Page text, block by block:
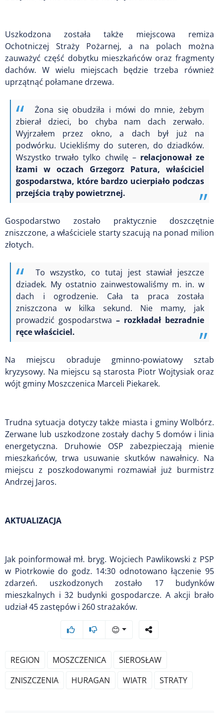
Uszkodzona została także miejscowa remiza
Ochotniczej Straży Pożarnej, a na polach można
zauważyć część dobytku mieszkańców oraz fragmenty
dachów. W wielu miejscach będzie trzeba również
uprzątnąć połamane drzewa.
Żona się obudziła i mówi do mnie, żebym
zbierał dzieci, bo chyba nam dach zerwało.
Wyjrzałem przez okno, a dach był już na
podwórku. Uciekliśmy do suteren, do dziadków.
Wszystko trwało tylko chwilę –relacjonował ze
łzami w oczach Grzegorz Patura, właściciel
gospodarstwa, które bardzo ucierpiało podczas
przejścia trąby powietrznej.
Gospodarstwo zostało praktycznie doszczętnie
zniszczone, a właściciele starty szacują na ponad milion
złotych.
To wszystko, co tutaj jest stawiał jeszcze
dziadek. My ostatnio zainwestowaliśmy m. in. w
dach i ogrodzenie. Cała ta praca została
zniszczona w kilka sekund. Nie mamy, jak
prowadzić gospodarstwa – rozkładał bezradnie
ręce właściciel.
Na miejscu obraduje gminno-powiatowy sztab
kryzysowy. Na miejscu są starosta Piotr Wojtysiak oraz
wójt gminy Moszczenica Marceli Piekarek.
Trudna sytuacja dotyczy także miasta i gminy Wolbórz.
Zerwane lub uszkodzone zostały dachy 5 domów i linia
energetyczna. Druhowie OSP zabezpieczają mienie
mieszkańców, trwa usuwanie skutków nawałnicy. Na
miejscu z poszkodowanymi rozmawiał już burmistrz
Andrzej Jaros.
AKTUALIZACJA
Jak poinformował mł. bryg. Wojciech Pawlikowski z PSP
w Piotrkowie do godz. 14:30 odnotowano łączenie 95
zdarzeń. uszkodzonych zostało 17 budynków
mieszkalnych i 32 budynki gospodarcze. A akcji brało
udział 45 zastępów i 260 strażaków.
😊
REGION MOSZCZENICA
SIEROSŁAW
ZNISZCZENIA
HURAGAN WIATR STRATY